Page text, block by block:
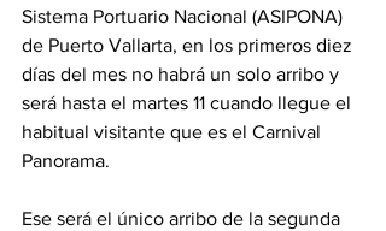
Sistema Portuario Nacional (ASIPONA)
de Puerto Vallarta, en los primeros diez
días del mes no habrá un solo arribo y
será hasta el martes 11 cuando llegue el
habitual visitante que es el Carnival
Panorama.
Ese será el único arribo de la segunda